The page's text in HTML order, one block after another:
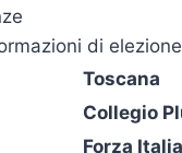
di
Toscana
Collegio
Forza Italia